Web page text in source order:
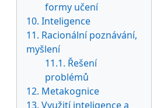
formy učení
10. Inteligence
11. Racionální poznávání,
myšlení
11.1. Řešení
problémů
12. Metakognice
13. Využití inteligence a